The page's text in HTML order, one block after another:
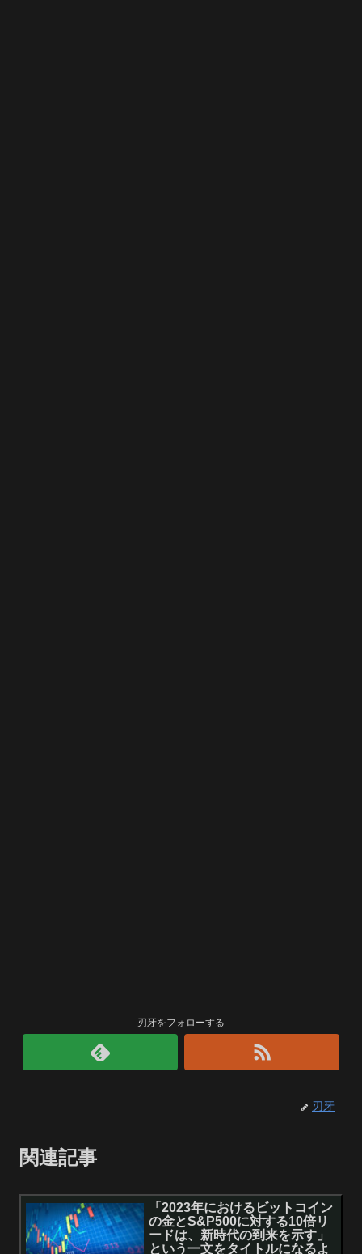
刃牙をフォローする
刃牙
関連記事
「2023年におけるビットコイン
の金とS&P500に対する10倍リ
ードは、新時代の到来を示す」
という一文をタイトルになるよ